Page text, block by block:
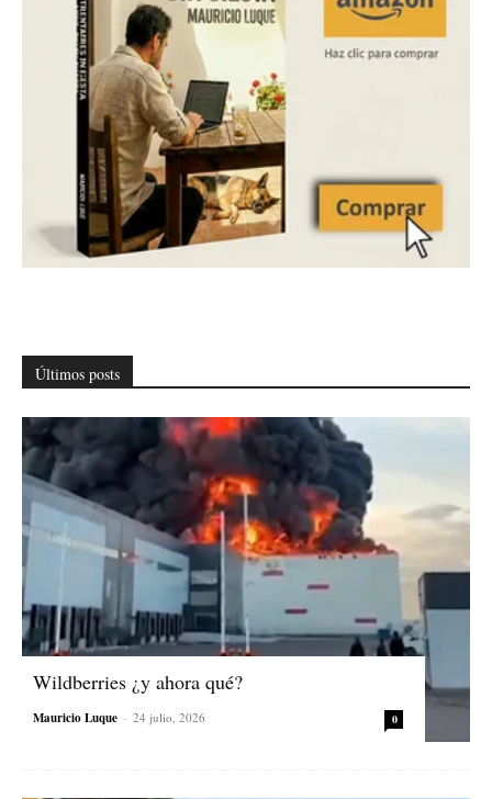
Últimos posts
Wildberries ¿y ahora qué?
Mauricio Luque - 24 julio, 2026 0